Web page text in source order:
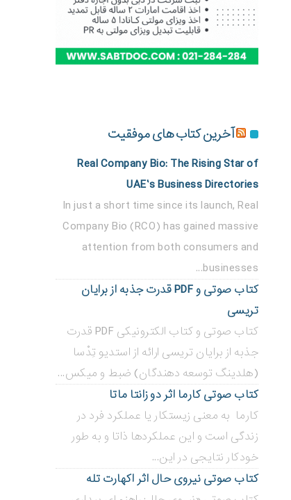
آخرین کتاب های موفقیت
Real Company Bio: The Rising Star of
UAE’s Business Directories
In just a short time since its launch, Real
Company Bio (RCO) has gained massive
attention from both consumers and
businesses...
کتاب صوتی و PDF قدرت جذبه از برایان
تریسی
کتاب صوتی و کتاب الکترونیکی PDF قدرت
جذبه از برایان تریسی ارائه از استدیو تِدْسا
(هلدینگ توسعه دهندگان) ضبط و میکس...
کتاب صوتی کارما اثر دو زانتا ماتا
کارما به معنی زیستکار یا عملکرد فرد در
زندگی است و این عملکردها ذاتا و به طور
خودکار نتایجی در این...
کتاب صوتی نیروی حال اثر اکهارت تله